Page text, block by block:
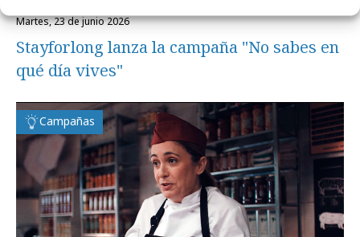
martes, 23 de junio 2026
Stayforlong lanza la campaña "No sabes en
qué día vives"
Campañas